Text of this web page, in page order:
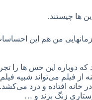
ها چیستند.
من هم این
که دوباره این حس ها را
فیلم می‌تواند شبیه
در خانه افتاده و درد
زنگ بزند و …